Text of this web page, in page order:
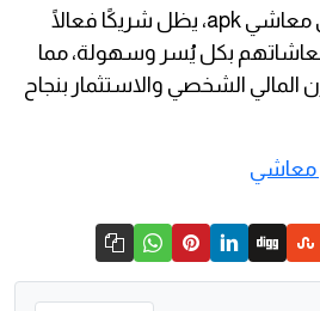
باستمرارية تطوير تطبيق معاشي apk، يظل شريكًا فعالًا
بكل يُسر وسهولة، مما
المالي الشخصي والاستثمار بنجاح
معاشي